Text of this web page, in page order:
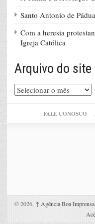
Santo Antonio de
Com a heresia
Igreja Católica
Arquivo do site
Arquivo
do
FALE CONOSCO
© 2026, ↑ Agência Boa